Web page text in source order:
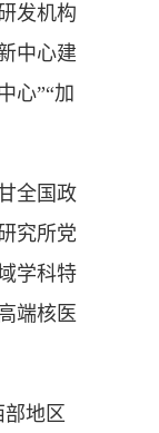
发机构
中心建
心”“加
全国政
究所党
学科特
端核医
地区